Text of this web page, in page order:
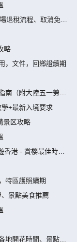
退稅流程、取消免稅
略
，文件，回鄉證續期
南（附大陸五一勞動
+最新入境要求
景区攻略
香港 - 賞櫻最佳時
特區護照續期
景點美食推薦
地開花時間、景點推